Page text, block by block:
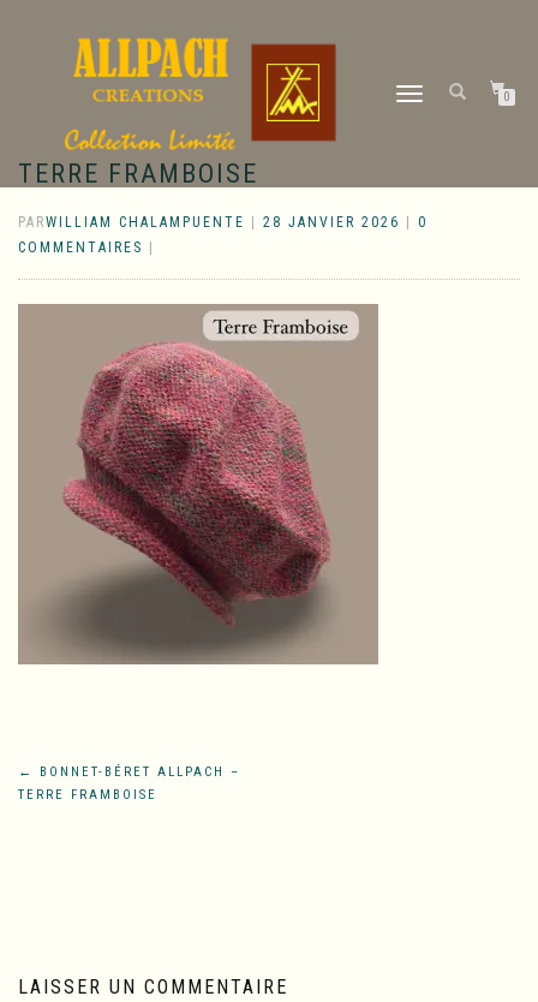
DÉPLIER
0
TERRE FRAMBOISE
PARWILLIAM CHALAMPUENTE 28 JANVIER 2026
0
COMMENTAIRES
Navigation
←
BONNET-BÉRET ALLPACH –
TERRE FRAMBOISE
LAISSER UN COMMENTAIRE